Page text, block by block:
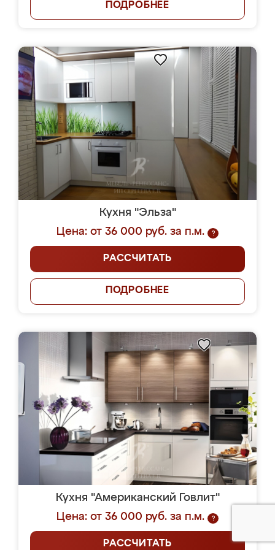
ПОДРОБНЕЕ
Кухня "Эльза"
Цена: от 36 000 руб. за п.м.
?
РАССЧИТАТЬ
ПОДРОБНЕЕ
Кухня "Американский Говлит"
Цена: от 36 000 руб. за п.м.
?
РАССЧИТАТЬ